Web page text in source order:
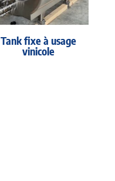
Tank fixe à usage
vinicole